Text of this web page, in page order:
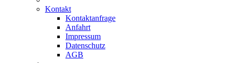
Kontakt
Kontaktanfrage
Anfahrt
Impressum
Datenschutz
AGB